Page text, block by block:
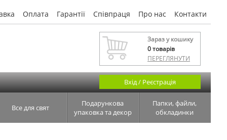
Оплата Гарантії Співпраця Про нас Контакти
Зараз у кошику
0товарів
ПЕРЕГЛЯНУТИ
Вхід / Реєстрація
Все для свят
Подарункова
упаковка та декор
Папки, файли,
обкладинки